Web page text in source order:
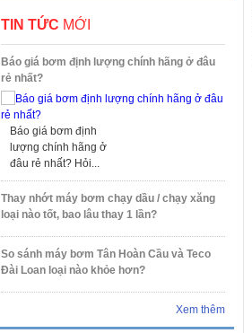
TIN TỨC MỚI
Báo giá bơm định lượng chính hãng ở đâu
rẻ nhất?
Báo giá bơm định
lượng chính hãng ở
đâu rẻ nhất? Hỏi...
Thay nhớt máy bơm chạy dầu / chạy xăng
loại nào tốt, bao lâu thay 1 lần?
So sánh máy bơm Tân Hoàn Cầu và Teco
Đài Loan loại nào khỏe hơn?
Xem thêm